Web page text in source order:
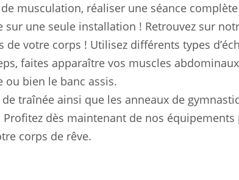
musculation, réaliser une séance
une seule installation ! Retrouvez sur
votre corps ! Utilisez différents types
faites apparaître vos muscles
ou bien le banc assis.
traînée ainsi que les anneaux de
dès maintenant de nos
corps de rêve.